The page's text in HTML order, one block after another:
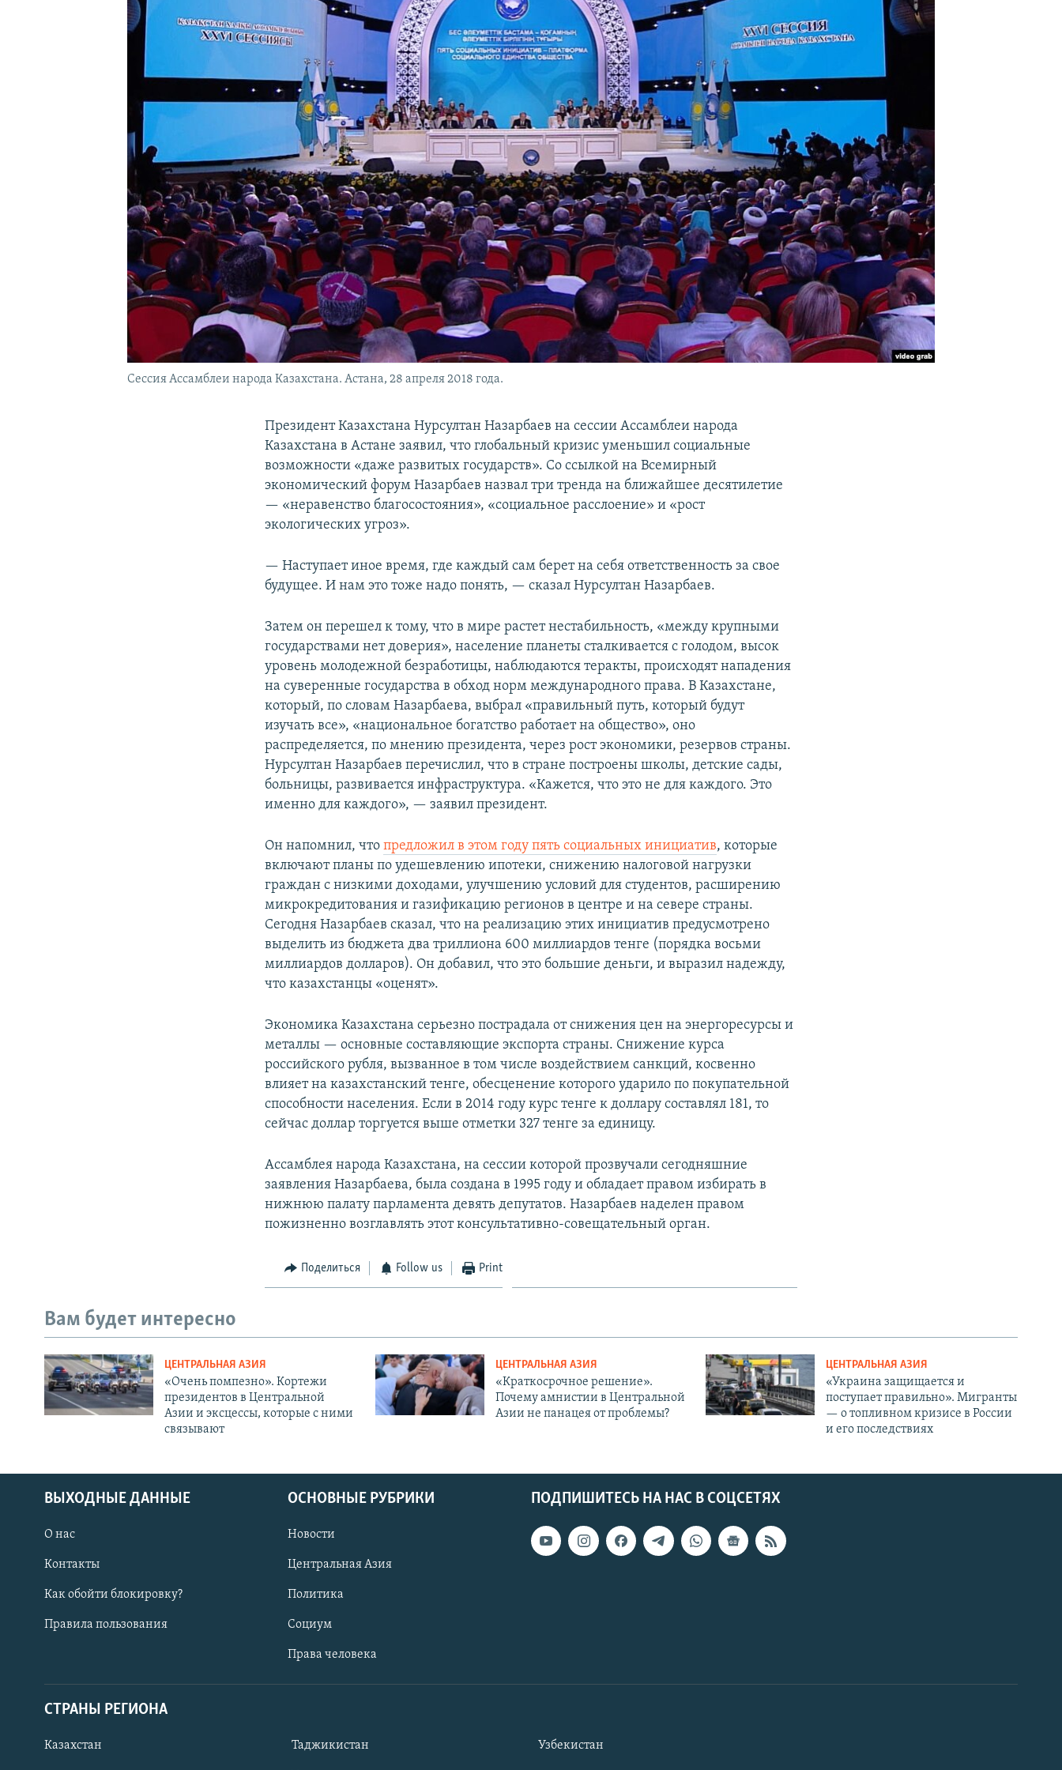
Сессия Ассамблеи народа Казахстана. Астана, 28 апреля 2018 года.
Президент Казахстана Нурсултан Назарбаев на сессии Ассамблеи народа
Казахстана в Астане заявил, что глобальный кризис уменьшил социальные
возможности «даже развитых государств». Со ссылкой на Всемирный
экономический форум Назарбаев назвал три тренда на ближайшее десятилетие
— «неравенство благосостояния», «социальное расслоение» и «рост
экологических угроз».
— Наступает иное время, где каждый сам берет на себя ответственность за свое
будущее. И нам это тоже надо понять, — сказал Нурсултан Назарбаев.
Затем он перешел к тому, что в мире растет нестабильность, «между крупными
государствами нет доверия», население планеты сталкивается с голодом, высок
уровень молодежной безработицы, наблюдаются теракты, происходят нападения
на суверенные государства в обход норм международного права. В Казахстане,
который, по словам Назарбаева, выбрал «правильный путь, который будут
изучать все», «национальное богатство работает на общество», оно
распределяется, по мнению президента, через рост экономики, резервов страны.
Нурсултан Назарбаев перечислил, что в стране построены школы, детские сады,
больницы, развивается инфраструктура. «Кажется, что это не для каждого. Это
именно для каждого», — заявил президент.
Он напомнил, чтопредложил в этом году пять социальных инициатив, которые
включают планы по удешевлению ипотеки, снижению налоговой нагрузки
граждан с низкими доходами, улучшению условий для студентов, расширению
микрокредитования и газификацию регионов в центре и на севере страны.
Сегодня Назарбаев сказал, что на реализацию этих инициатив предусмотрено
выделить из бюджета два триллиона 600 миллиардов тенге (порядка восьми
миллиардов долларов). Он добавил, что это большие деньги, и выразил надежду,
что казахстанцы «оценят».
Экономика Казахстана серьезно пострадала от снижения цен на энергоресурсы и
металлы — основные составляющие экспорта страны. Снижение курса
российского рубля, вызванное в том числе воздействием санкций, косвенно
влияет на казахстанский тенге, обесценение которого ударило по покупательной
способности населения. Если в 2014 году курс тенге к доллару составлял 181, то
сейчас доллар торгуется выше отметки 327 тенге за единицу.
Ассамблея народа Казахстана, на сессии которой прозвучали сегодняшние
заявления Назарбаева, была создана в 1995 году и обладает правом избирать в
нижнюю палату парламента девять депутатов. Назарбаев наделен правом
пожизненно возглавлять этот консультативно-совещательный орган.
Поделиться Follow us Print
Вам будет интересно
ЦЕНТРАЛЬНАЯ АЗИЯ
«Очень помпезно». Кортежи
президентов в Центральной
Азии и эксцессы, которые с ними
связывают
ЦЕНТРАЛЬНАЯ АЗИЯ
«Краткосрочное решение».
Почему амнистии в Центральной
Азии не панацея от проблемы?
ЦЕНТРАЛЬНАЯ АЗИЯ
«Украина защищается и
поступает правильно». Мигранты
— о топливном кризисе в России
и его последствиях
ПОДПИШИТЕСЬ НА НАС В СОЦСЕТЯХ
ВЫХОДНЫЕ ДАННЫЕ
О нас
Контакты
Как обойти блокировку?
Правила пользования
ОСНОВНЫЕ РУБРИКИ
Новости
Центральная Азия
Политика
Социум
Права человека
СТРАНЫ РЕГИОНА
Казахстан Таджикистан Узбекистан